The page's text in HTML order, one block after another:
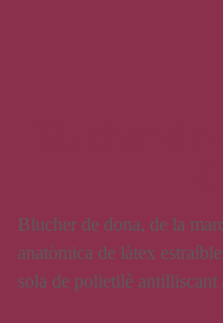
Blucher de dona, de la
anatòmica de làtex
sola de polietilè antilliscant